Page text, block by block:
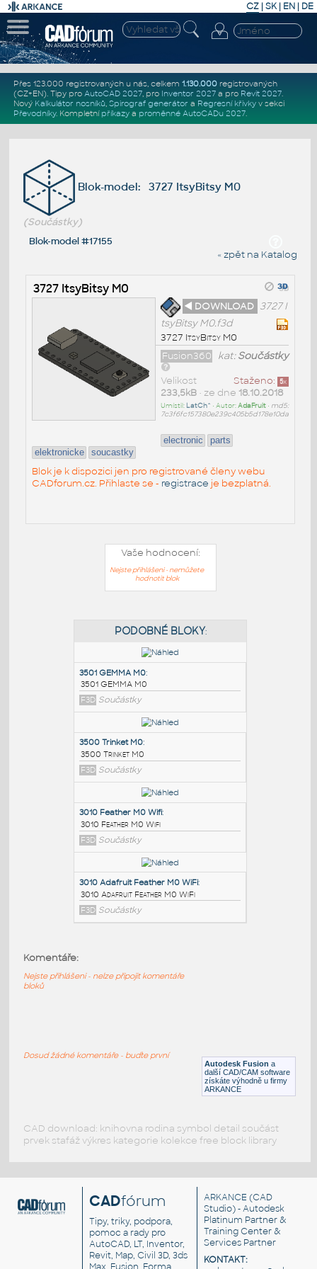
CZ | SK| EN | DE
Přes 123.000 registrovaných u nás, celkem 1.130.000registrovaných
(CZ+EN). Tipy pro AutoCAD 2027, pro Inventor 2027a pro Revit 2027.
Nový Kalkulátor nosníků, Spirograf generátor a Regresní křivkyv sekci
Převodníky. Kompletní příkazya proměnné AutoCADu 2027.
Blok-model: 3727 ItsyBitsy M0
(Součástky)
Blok-model #17155
« zpět na Katalog
3727 ItsyBitsy M0
◄ DOWNLOAD 3727 I
tsyBitsy M0.f3d
3727 ItsyBitsy M0
kat:Součástky
Fusion360
Staženo: 5x
Velikost
233,5kB• ze dne 18.10.2018
Umístil: LatCh^ • Autor:AdaFruit• md5:
7c3f6fc157380e239c405b5d178e10da
electronic
parts
elektronicke
soucastky
Blok je k dispozici jen pro registrované členy webu
CADforum.cz. Přihlaste se - registrace je bezplatná.
Vaše hodnocení:
Nejste přihlášeni - nemůžete
hodnotit blok
PODOBNÉ BLOKY
3501 GEMMA M0:
3501 GEMMA M0
F3D Součástky
3500 Trinket M0:
3500 Trinket M0
F3D
Součástky
3010 Feather M0 Wifi
3010 Adafruit Feather M0 WiFi
Autodesk Fusion a
další CAD/CAM software
získáte výhodně u firmy
ARKANCE
Komentáře:
Nejste přihlášeni - nelze připojit komentáře
bloků
Dosud žádné komentáře - buďte první
CAD download: knihovna rodina symbol detail součást
prvek stafáž výkres kategorie kolekce free block library
CADfórum
Tipy, triky, podpora,
pomoc a rady pro
AutoCAD, LT, Inventor,
Revit, Map, Civil 3D, 3ds
ARKANCE (CAD
Studio) - Autodesk
Platinum Partner &
Training Center &
Services Partner
KONTAKT: